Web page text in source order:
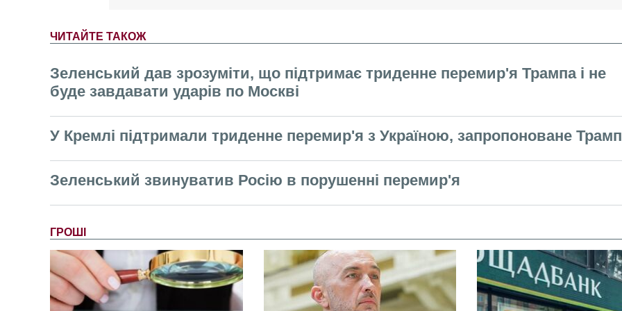
ЧИТАЙТЕ ТАКОЖ
Зеленський дав зрозуміти, що підтримає триденне перемир'я Трампа і не
буде завдавати ударів по Москві
У Кремлі підтримали триденне перемир'я з Україною, запропоноване
Зеленський звинуватив Росію в порушенні перемир'я
ГРОШІ